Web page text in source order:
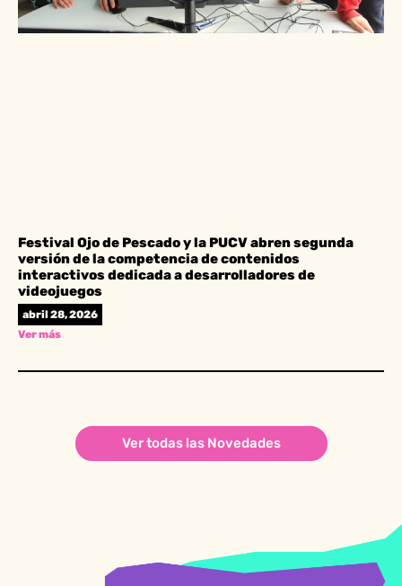
Festival Ojo de Pescado y la PUCV abren segunda
versión de la competencia de contenidos
interactivos dedicada a desarrolladores de
videojuegos
abril 28, 2026
Ver más
Ver todas las Novedades